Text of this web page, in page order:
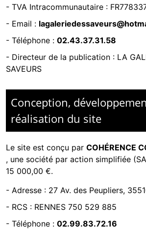
- TVA Intracommunautaire :
- Email :
- Téléphone : 02.43.37.31.58
- Directeur de la publication : LA
SAVEURS
Conception,
réalisation du site
Le site est conçu par COHÉRENCE
, une société par action simplifiée
15 000,00 €.
- Adresse : 27 Av. des Peupliers,
- RCS : RENNES 750 529 885
- Téléphone : 02.99.83.72.16